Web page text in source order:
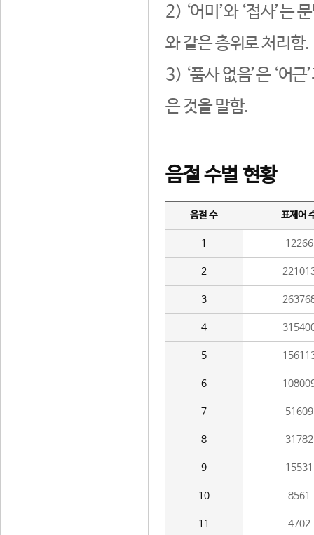
2) ‘어미’와 ‘접사’는
와 같은 층위로 처리함.
3) ‘품사 없음’은 ‘어
은 것을 말함.
음절 수별 현황
음절 수 표제어
1 12266
2
3
4
5
6
7 51609
8 31782
9 15531
10 8561
11 4702